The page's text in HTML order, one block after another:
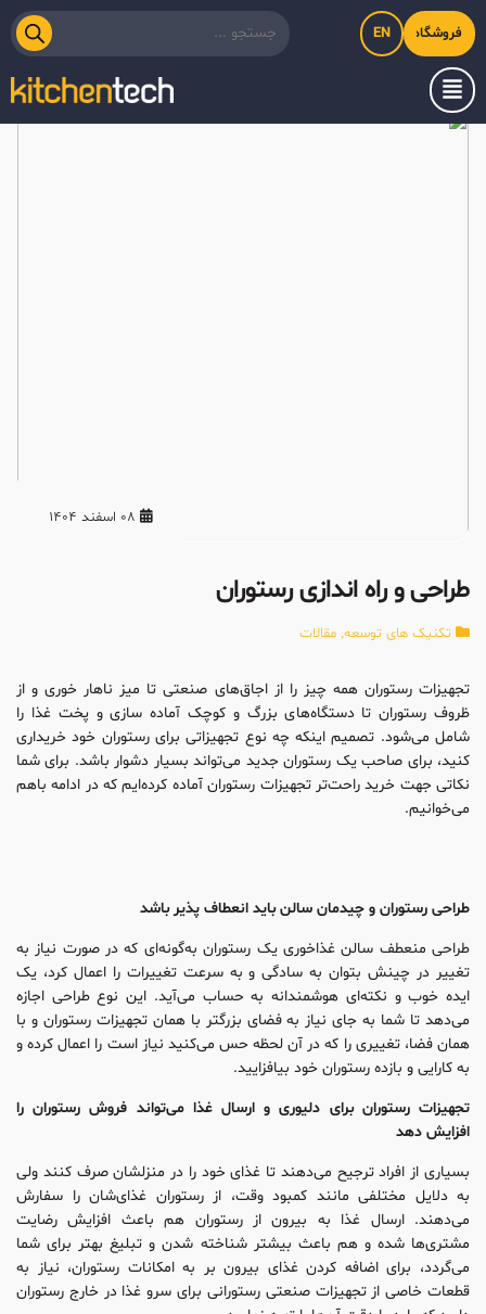
فروشگاه اینترنتی کیت‌لاین
EN
طراحی و راه اندازی رستوران
تکنیک های توسعه, مقالات
تجهیزات رستوران همه چیز را از اجاق‌های صنعتی تا میز ناهار خوری و از
ظروف رستوران تا دستگاه‌های بزرگ و کوچک آماده سازی و پخت غذا را
شامل می‌شود. تصمیم اینکه چه نوع تجهیزاتی برای رستوران خود خریداری
کنید، برای صاحب یک رستوران جدید می‌تواند بسیار دشوار باشد. برای شما
نکاتی جهت خرید راحت‌تر تجهیزات رستوران آماده کرده‌ایم که در ادامه باهم
می‌خوانیم.
طراحی رستوران و چیدمان سالن باید انعطاف پذیر باشد
طراحی منعطف سالن غذاخوری یک رستوران به‌گونه‌ای که در صورت نیاز به
تغییر در چینش بتوان به سادگی و به سرعت تغییرات را اعمال کرد، یک
ایده خوب و نکته‌ای هوشمندانه به حساب می‌آید. این نوع طراحی اجازه
می‌دهد تا شما به جای نیاز به فضای بزرگتر با همان تجهیزات رستوران و با
همان فضا، تغییری را که در آن لحظه حس می‌کنید نیاز است را اعمال کرده و
به کارایی و بازده رستوران خود بیافزایید.
تجهیزات رستوران برای دلیوری و ارسال غذا می‌تواند فروش رستوران را
افزایش دهد
بسیاری از افراد ترجیح می‌دهند تا غذای خود را در منزلشان صرف کنند ولی
به دلایل مختلفی مانند کمبود وقت، از رستوران غذای‌شان را سفارش
می‌دهند. ارسال غذا به بیرون از رستوران هم باعث افزایش رضایت
مشتری‌ها شده و هم باعث بیشتر شناخته شدن و تبلیغ بهتر برای شما
می‌گردد، برای اضافه کردن غذای بیرون بر به امکانات رستوران، نیاز به
قطعات خاصی از تجهیزات صنعتی رستورانی برای سرو غذا در خارج رستوران